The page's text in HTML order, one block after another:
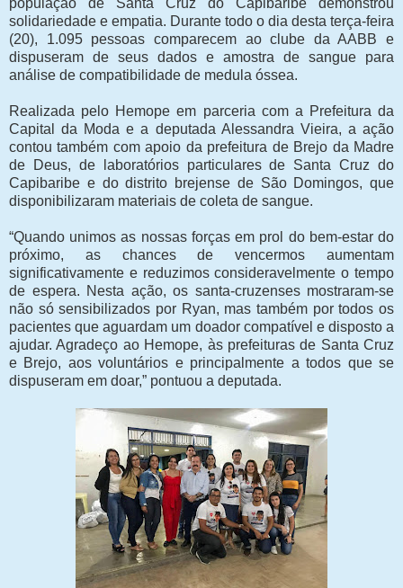
população de Santa Cruz do Capibaribe demonstrou
solidariedade e empatia. Durante todo o dia desta terça-feira
(20), 1.095 pessoas comparecem ao clube da AABB e
dispuseram de seus dados e amostra de sangue para
análise de compatibilidade de medula óssea.
Realizada pelo Hemope em parceria com a Prefeitura da
Capital da Moda e a deputada Alessandra Vieira, a ação
contou também com apoio da prefeitura de Brejo da Madre
de Deus, de laboratórios particulares de Santa Cruz do
Capibaribe e do distrito brejense de São Domingos, que
disponibilizaram materiais de coleta de sangue.
“Quando unimos as nossas forças em prol do bem-estar do
próximo, as chances de vencermos aumentam
significativamente e reduzimos consideravelmente o tempo
de espera. Nesta ação, os santa-cruzenses mostraram-se
não só sensibilizados por Ryan, mas também por todos os
pacientes que aguardam um doador compatível e disposto a
ajudar. Agradeço ao Hemope, às prefeituras de Santa Cruz
e Brejo, aos voluntários e principalmente a todos que se
dispuseram em doar,” pontuou a deputada.